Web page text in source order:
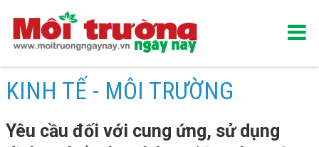
KINH TẾ - MÔI TRƯỜNG
Yêu cầu đối với cung ứng, sử dụng